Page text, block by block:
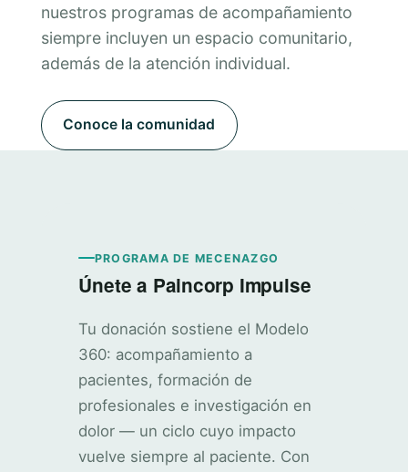
nuestros programas de acompañamiento
siempre incluyen un espacio comunitario,
además de la atención individual.
Conoce la comunidad
PROGRAMA DE MECENAZGO
Únete a Paincorp Impulse
Tu donación sostiene el Modelo
360: acompañamiento a
pacientes, formación de
profesionales e investigación en
dolor — un ciclo cuyo impacto
vuelve siempre al paciente. Con